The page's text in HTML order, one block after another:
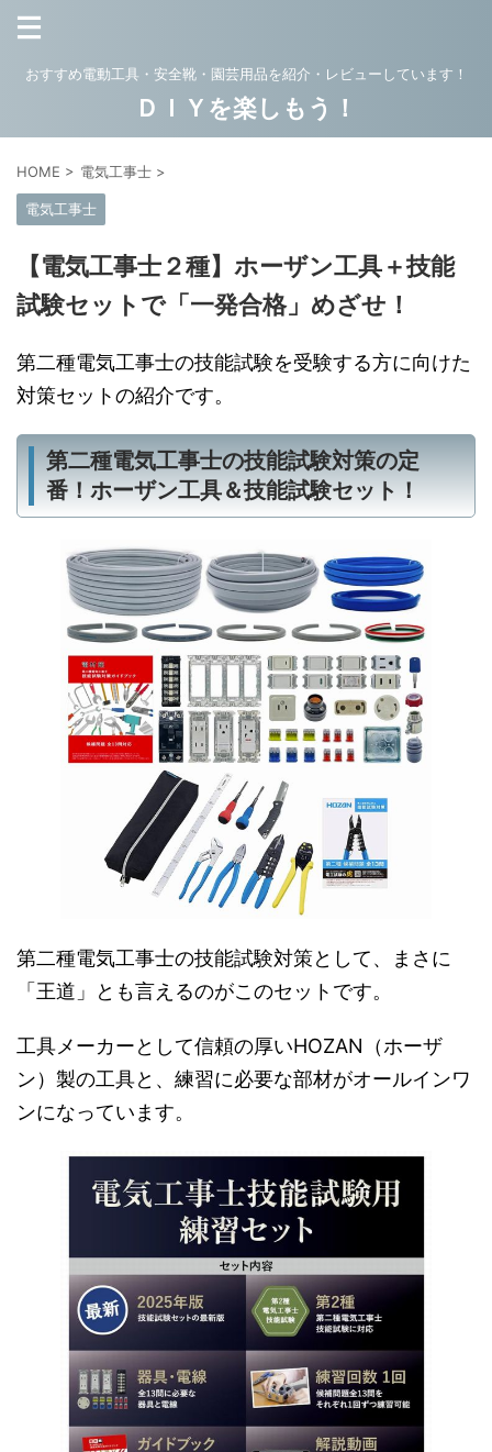
おすすめ電動工具・安全靴・園芸用品を紹介・レビューしています！
ＤＩＹを楽しもう！
HOME > 電気工事士 >
電気工事士
【電気工事士２種】ホーザン工具＋技能
試験セットで「一発合格」めざせ！
第二種電気工事士の技能試験を受験する方に向けた
対策セットの紹介です。
第二種電気工事士の技能試験対策の定
番！ホーザン工具＆技能試験セット！
第二種電気工事士の技能試験対策として、まさに
「王道」とも言えるのがこのセットです。
工具メーカーとして信頼の厚いHOZAN（ホーザ
ン）製の工具と、練習に必要な部材がオールインワ
ンになっています。